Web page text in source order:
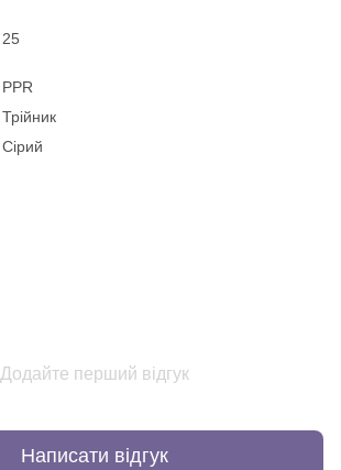
25
PPR
Трійник
Сірий
Додайте перший відгук
Написати відгук